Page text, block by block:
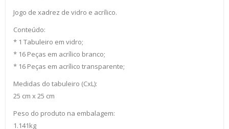
Jogo de xadrez de vidro e acrílico.
Conteúdo:
* 1 Tabuleiro em vidro;
* 16 Peças em acrílico branco;
* 16 Peças em acrílico transparente;
Medidas do tabuleiro (CxL):
25 cm x 25 cm
Peso do produto na embalagem:
1.141kg